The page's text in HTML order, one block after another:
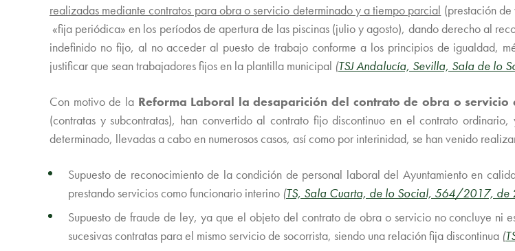
realizadas mediante contratos para obra o servicio determinado y a tiempo parcial (prestación
«fija periódica» en los períodos de apertura de las piscinas (julio y agosto), dando derecho al
indefinido no fijo, al no acceder al puesto de trabajo conforme a los principios de igualdad,
justificar que sean trabajadores fijos en la plantilla municipal (TSJ Andalucía, Sevilla, Sala de lo
Con motivo de la Reforma Laboral la desaparición del contrato de obra o servicio
(contratas y subcontratas), han convertido al contrato fijo discontinuo en el contrato
determinado, llevadas a cabo en numerosos casos, así como por interinidad, se han venido
Supuesto de reconocimiento de la condición de personal laboral del Ayuntamiento en
prestando servicios como funcionario interino (TS, Sala Cuarta, de lo Social, 564/2017, de
Supuesto de fraude de ley, ya que el objeto del contrato de obra o servicio no concluye ni
sucesivas contratas para el mismo servicio de socorrista, siendo una relación fija discontinua (